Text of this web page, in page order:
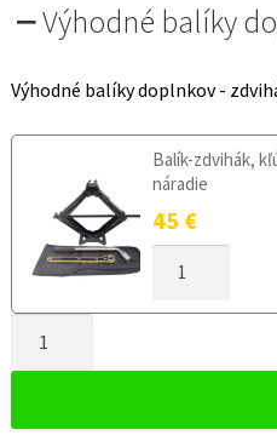
Výhodné balíky
Výhodné balíky doplnkov -
Balík-zdvihák,
náradie
45 €
DOJAZDOVÉ
E
2017